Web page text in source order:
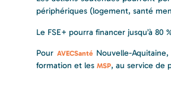
périphériques (logement, santé
Le FSE+ pourra financer jusqu’à 80
PourAVECSanté Nouvelle-
formation et les MSP, au service de